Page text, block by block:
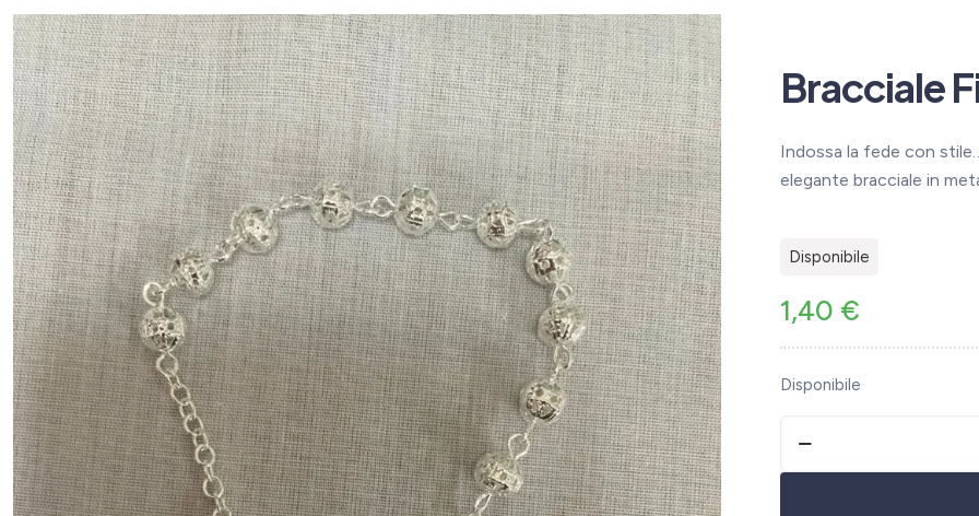
Bracciale
Indossa la fede con
elegante bracciale in
Disponibile
1,40 €
Disponibile